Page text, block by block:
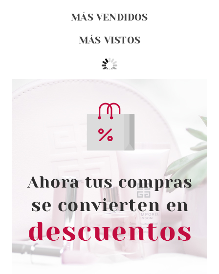
MÁS VENDIDOS
MÁS VISTOS
MAYBELLINE
MAYBELLINE SUPERSTAY 7
DAYS 879 HOT HUE 10 ML
desde
2.40€